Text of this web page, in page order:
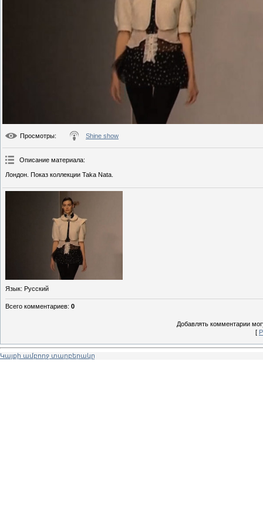
Просмотры: Shine show
Описание материала:
Лондон. Показ коллекции Taka Nata.
Язык: Русский
Всего комментариев: 0
Добавлять комментарии
[
Կայքի ամբողջ տարբերակը